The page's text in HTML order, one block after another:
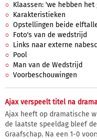
Klaassen: 'we hebben het
Karakteristieken
Opstellingen beide
Foto's van de wedstrijd
Links naar externe
Pool
Man van de Wedstrijd
Voorbeschouwingen
Ajax verspeelt titel na
Ajax heeft op dramatische
de laatste speeldag bleef
Graafschap. Na een 1-0